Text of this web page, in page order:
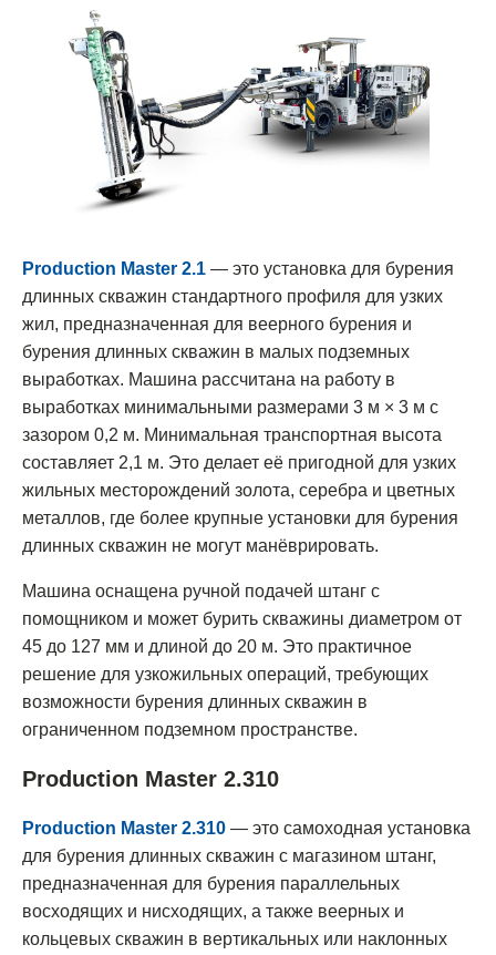
Production Master 2.1 — это установка для бурения
длинных скважин стандартного профиля для узких
жил, предназначенная для веерного бурения и
бурения длинных скважин в малых подземных
выработках. Машина рассчитана на работу в
выработках минимальными размерами 3 м × 3 м с
зазором 0,2 м. Минимальная транспортная высота
составляет 2,1 м. Это делает её пригодной для узких
жильных месторождений золота, серебра и цветных
металлов, где более крупные установки для бурения
длинных скважин не могут манёврировать.
Машина оснащена ручной подачей штанг с
помощником и может бурить скважины диаметром от
45 до 127 мм и длиной до 20 м. Это практичное
решение для узкожильных операций, требующих
возможности бурения длинных скважин в
ограниченном подземном пространстве.
Production Master 2.310
Production Master 2.310 — это самоходная установка
для бурения длинных скважин с магазином штанг,
предназначенная для бурения параллельных
восходящих и нисходящих, а также веерных и
кольцевых скважин в вертикальных или наклонных